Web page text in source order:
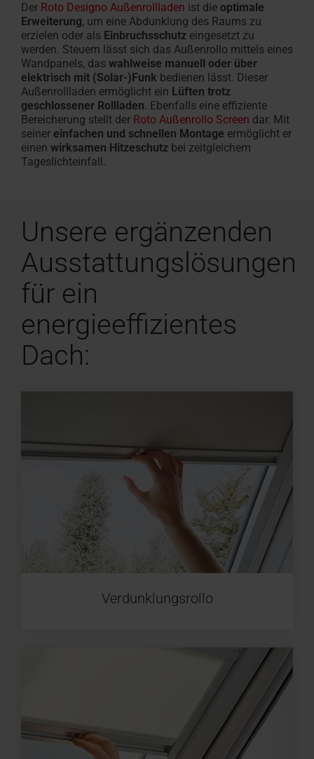
Der Roto Designo Außenrollladen ist die optimale
Erweiterung, um eine Abdunklung des Raums zu
erzielen oder als Einbruchsschutz eingesetzt zu
werden. Steuern lässt sich das Außenrollo mittels eines
Wandpanels, das wahlweise manuell oder über
elektrisch mit (Solar-)Funk bedienen lässt. Dieser
Außenrollladen ermöglicht ein Lüften trotz
geschlossener Rollladen. Ebenfalls eine effiziente
Bereicherung stellt der Roto Außenrollo Screen dar. Mit
seiner einfachen und schnellen Montage ermöglicht er
einen wirksamen Hitzeschutz bei zeitgleichem
Tageslichteinfall.
Unsere ergänzenden
Ausstattungslösungen
für ein
energieeffizientes
Dach:
Verdunklungsrollo